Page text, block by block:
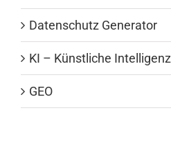
Datenschutz Generator
KI – Künstliche Intelligenz
GEO